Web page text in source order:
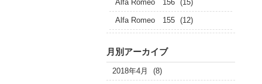
Alfa Romeo 156 (15)
Alfa Romeo 155 (12)
月別アーカイブ
2018年4月 (8)